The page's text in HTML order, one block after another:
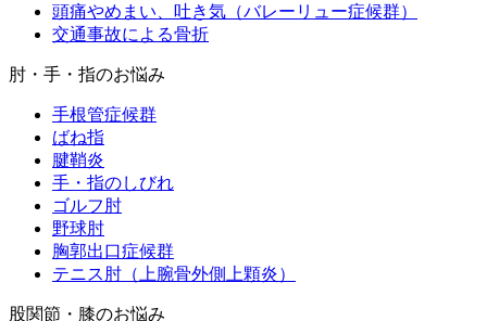
頭痛やめまい、吐き気（バレーリュー症候群）
交通事故による骨折
肘・手・指のお悩み
手根管症候群
ばね指
腱鞘炎
手・指のしびれ
ゴルフ肘
野球肘
胸郭出口症候群
テニス肘（上腕骨外側上顆炎）
股関節・膝のお悩み